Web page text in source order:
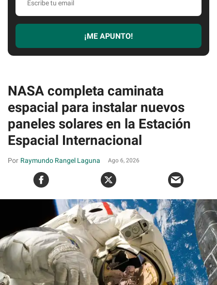
email
¡ME APUNTO!
NASA completa caminata
espacial para instalar nuevos
paneles solares en la Estación
Espacial Internacional
Raymundo Rangel Laguna Ago 6, 2026